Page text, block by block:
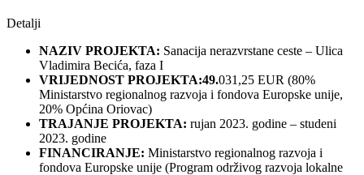
Detalji
NAZIV PROJEKTA: Sanacija nerazvrstane ceste – Ulica
Vladimira Becića, faza I
VRIJEDNOST PROJEKTA:49.031,25 EUR (80%
Ministarstvo regionalnog razvoja i fondova Europske unije,
20% Općina Oriovac)
TRAJANJE PROJEKTA: rujan 2023. godine – studeni
2023. godine
FINANCIRANJE: Ministarstvo regionalnog razvoja i
fondova Europske unije (Program održivog razvoja lokalne